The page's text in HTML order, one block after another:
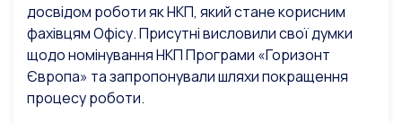
досвідом роботи як НКП, який стане корисним
фахівцям Офісу. Присутні висловили свої думки
щодо номінування НКП Програми «Горизонт
Європа» та запропонували шляхи покращення
процесу роботи.